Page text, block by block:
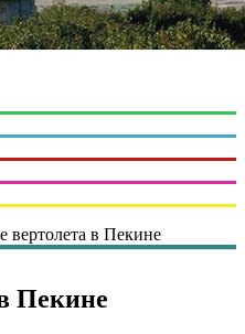
вертолета в Пекине
Пекине